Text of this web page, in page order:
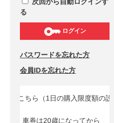
る
ログイン
パスワードを忘れた方
会員IDを忘れた方
ちら（1日の購入限度額の設定）↓
車券は20歳になってから